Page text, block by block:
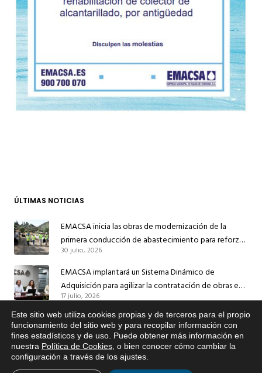
ÚLTIMAS NOTICIAS
EMACSA inicia las obras de modernización de la
primera conducción de abastecimiento para reforzar
el suministro de agua de Córdoba
30 julio, 2026
EMACSA implantará un Sistema Dinámico de
Adquisición para agilizar la contratación de obras en
sus redes e instalaciones
17 julio, 2026
EMACSA inicia hoy las obras de una nueva arteria de
abastecimiento y una red de agua no potable en
Ingeniero Ruiz de Azúa
13 julio, 2026
Caracterización ZA Córdoba Red Quemadas- 1ª Sem
Este sitio web utiliza cookies propias y de terceros para el propio
funcionamiento del sitio web y para recopilar información con
fines estadísticos y de uso. Puede obtener más información en
nuestra Política de Cookies , o bien conocer cómo cambiar la
configuración a través de los ajustes
Si tiene cualquier duda sobre
EMACSA, haga click abajo.